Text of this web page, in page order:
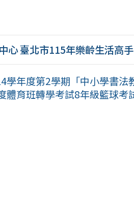
心 臺北市115年樂齡生活高
學年度第2學期「中小學書法
體育班轉學考試8年級籃球考